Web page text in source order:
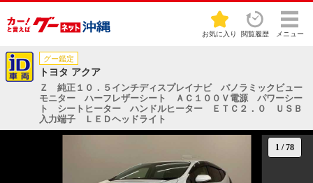
お気に入り 閲覧履歴 メニュー
グー鑑定
トヨタ アクア
Ｚ 純正１０．５インチディスプレイナビ パノラミックビュー
モニター ハーフレザーシート ＡＣ１００Ｖ電源 パワーシー
ト シートヒーター ハンドルヒーター ＥＴＣ２．０ ＵＳＢ
入力端子 ＬＥＤヘッドライト
1 /78